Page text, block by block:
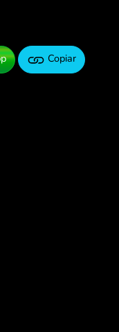
Copiar